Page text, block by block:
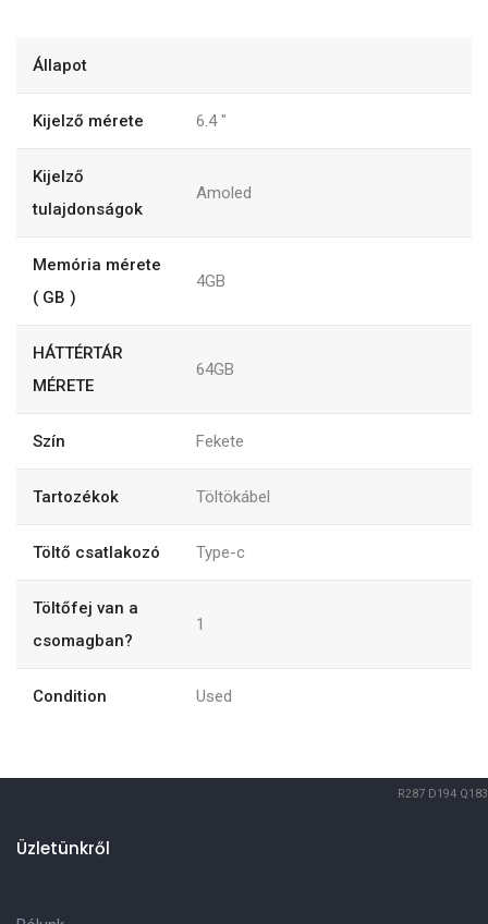
Állapot
Kijelző mérete 6.4 "
Kijelző
tulajdonságok
Amoled
Memória mérete
( GB )
4GB
HÁTTÉRTÁR
MÉRETE
64GB
Szín Fekete
Tartozékok Töltökábel
Töltő csatlakozó Type-c
Töltőfej van a
csomagban?
1
Condition Used
R287 D194 Q183
Üzletünkről